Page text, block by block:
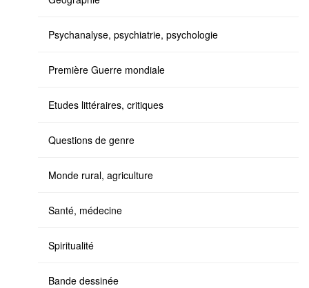
Psychanalyse, psychiatrie, psychologie
Première Guerre mondiale
Etudes littéraires, critiques
Questions de genre
Monde rural, agriculture
Santé, médecine
Spiritualité
Bande dessinée